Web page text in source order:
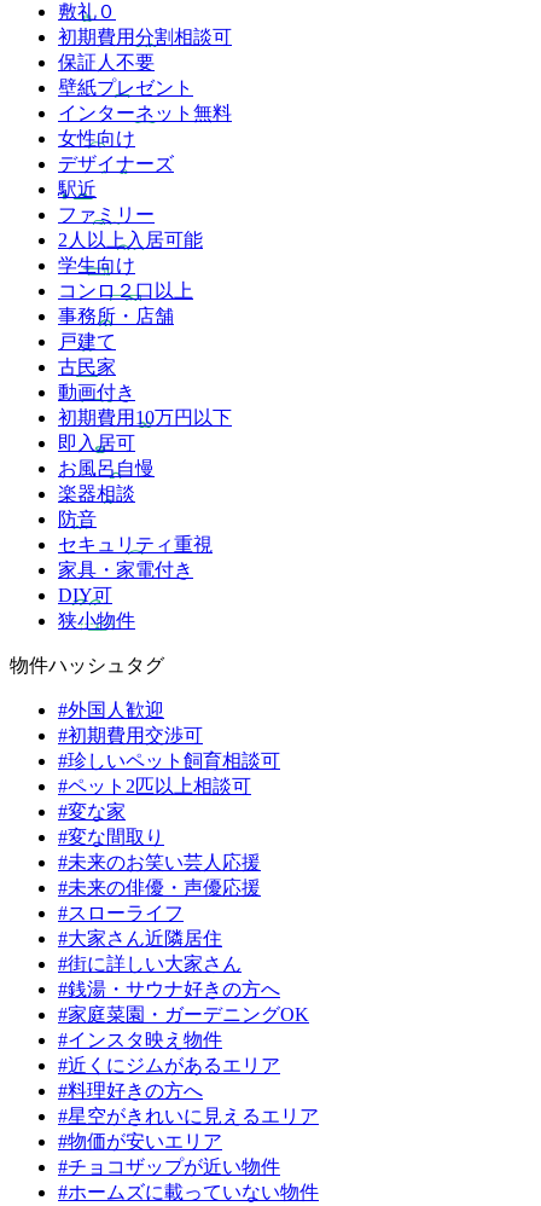
敷礼０
初期費用分割相談可
保証人不要
壁紙プレゼント
インターネット無料
女性向け
デザイナーズ
駅近
ファミリー
2人以上入居可能
学生向け
コンロ２口以上
事務所・店舗
戸建て
古民家
動画付き
初期費用10万円以下
即入居可
お風呂自慢
楽器相談
防音
セキュリティ重視
家具・家電付き
DIY可
狭小物件
物件ハッシュタグ
#外国人歓迎
#初期費用交渉可
#珍しいペット飼育相談可
#ペット2匹以上相談可
#変な家
#変な間取り
#未来のお笑い芸人応援
#未来の俳優・声優応援
#スローライフ
#大家さん近隣居住
#街に詳しい大家さん
#銭湯・サウナ好きの方へ
#家庭菜園・ガーデニングOK
#インスタ映え物件
#近くにジムがあるエリア
#料理好きの方へ
#星空がきれいに見えるエリア
#物価が安いエリア
#チョコザップが近い物件
#ホームズに載っていない物件